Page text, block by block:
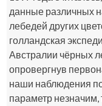
данные различных
лебедей других
голландская
Австралии чёрных
опровергнув
наши наблюдения
параметр незначим,